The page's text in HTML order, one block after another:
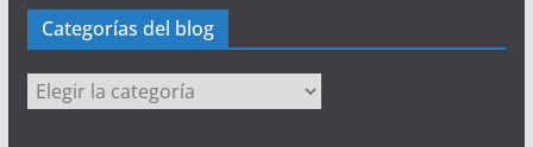
Categorías del blog
Categorías
del